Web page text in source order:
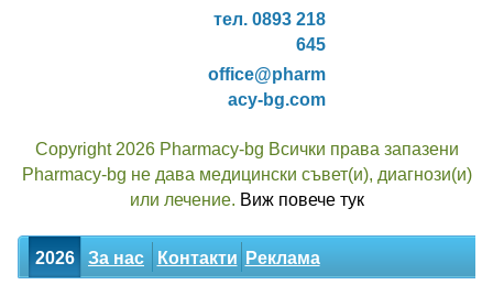
тел. 0893 218
645
office@pharm
acy-bg.com
Copyright 2026 Pharmacy-bg Всички права запазени
Pharmacy-bg не дава медицински съвет(и), диагнози(и)
или лечение. Виж повече тук
2026 За нас Контакти Реклама